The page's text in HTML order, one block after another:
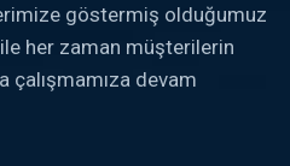
göstermiş olduğumuz
her zaman müşterilerin
çalışmamıza devam